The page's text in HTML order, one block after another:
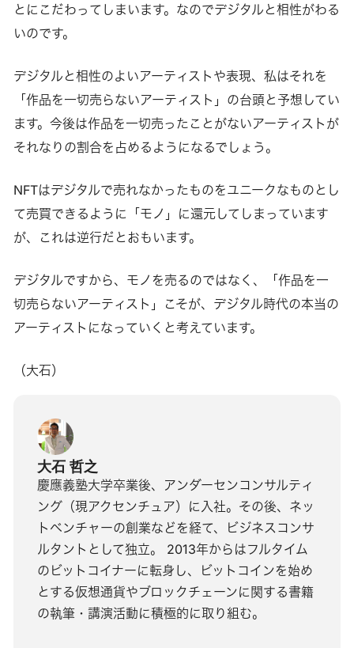
とにこだわってしまいます。なのでデジタルと相性がわる
いのです。
デジタルと相性のよいアーティストや表現、私はそれを
「作品を一切売らないアーティスト」の台頭と予想してい
ます。今後は作品を一切売ったことがないアーティストが
それなりの割合を占めるようになるでしょう。
NFTはデジタルで売れなかったものをユニークなものとし
て売買できるように「モノ」に還元してしまっています
が、これは逆行だとおもいます。
デジタルですから、モノを売るのではなく、「作品を一
切売らないアーティスト」こそが、デジタル時代の本当の
アーティストになっていくと考えています。
（大石）
大石 哲之
慶應義塾大学卒業後、アンダーセンコンサルティ
ング（現アクセンチュア）に入社。その後、ネッ
トベンチャーの創業などを経て、ビジネスコンサ
ルタントとして独立。 2013年からはフルタイム
のビットコイナーに転身し、ビットコインを始め
とする仮想通貨やブロックチェーンに関する書籍
の執筆・講演活動に積極的に取り組む。